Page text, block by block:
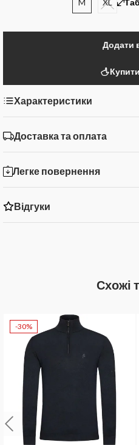
Додати
Характеристики
Доставка та оплата
Легке повернення
Відгуки
Схожі
-30%